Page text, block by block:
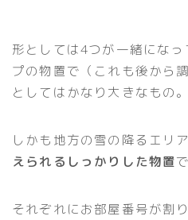
形としては4つが一緒にな
プの物置で（これも後から
としてはかなり大きなもの。
しかも地方の雪の降るエリア
えられるしっかりした物置
それぞれにお部屋番号が割